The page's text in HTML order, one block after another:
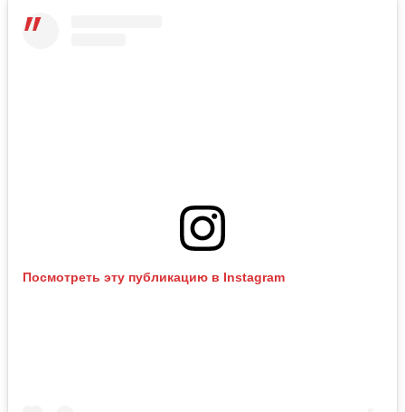
Посмотреть эту публикацию в Instagram